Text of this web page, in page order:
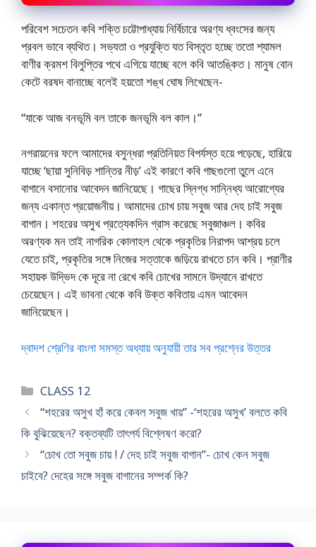
পরিবেশ সচেতন কবি শক্তি চট্টোপাধ্যায় নির্বিচারে অরণ্য ধ্বংসের জন্য
প্রবল ভাবে ব্যথিত। সভ্যতা ও প্রযুক্তি যত বিস্তৃত হচ্ছে ততো শ্যামল
বাণীর ক্রমশ বিলুপ্তির পথে এগিয়ে যাচ্ছে বলে কবি আতঙ্কিত। মানুষ বোন
কেটে বরষদ বানাচ্ছে বলেই হয়তো শঙ্খ ঘোষ লিখেছেন-
“যাকে আজ বনভূমি বল তাকে জনভূমি বল কাল।”
নগরায়নের ফলে আমাদের বসুন্ধরা প্রতিনিয়ত বিপর্যস্ত হয়ে পড়েছে, হারিয়ে
যাচ্ছে ‘ছায়া সুনিবিড় শান্তির নীড়’ এই কারণে কবি গাছগুলো তুলে এনে
বাগানে বসানোর আবেদন জানিয়েছে। গাছের স্নিগ্ধ সান্নিধ্য আরোগ্যের
জন্য একান্ত প্রয়োজনীয়। আমাদের চোখ চায় সবুজ আর দেহ চাই সবুজ
বাগান। শহরের অসুখ প্রত্যেকদিন গ্রাস করেছে সবুজাঞ্চল। কবির
অরণ্যক মন তাই নাগরিক কোলাহল থেকে প্রকৃতির নিরাপদ আশ্রয় চলে
যেতে চাই, প্রকৃতির সঙ্গে নিজের সত্তাকে জড়িয়ে রাখতে চান কবি। প্রাণীর
সহায়ক উদ্ভিদ কে দূরে না রেখে কবি চোখের সামনে উদ্যানে রাখতে
চেয়েছেন। এই ভাবনা থেকে কবি উক্ত কবিতায় এমন আবেদন
জানিয়েছেন।
দ্বাদশ শ্রেণির বাংলা সমস্ত অধ্যায় অনুযায়ী তার সব প্রশ্নের উত্তর
Categories
CLASS 12
“শহরের অসুখ হাঁ করে কেবল সবুজ খায়” -‘শহরের অসুখ’ বলতে কবি
কি বুঝিয়েছেন? বক্তব্যটি তাৎপর্য বিশ্লেষণ করো?
“চোখ তো সবুজ চায় ! / দেহ চাই সবুজ বাগান”- চোখ কেন সবুজ
চাইবে? দেহের সঙ্গে সবুজ বাগানের সম্পর্ক কি?